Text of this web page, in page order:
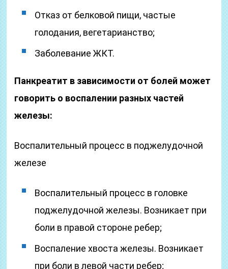
Отказ от белковой пищи, частые
голодания, вегетарианство;
Заболевание ЖКТ.
Панкреатит в зависимости от болей может
говорить о воспалении разных частей
железы:
Воспалительный процесс в поджелудочной
железе
Воспалительный процесс в головке
поджелудочной железы. Возникает при
боли в правой стороне ребер;
Воспаление хвоста железы. Возникает
при боли в левой части ребер;